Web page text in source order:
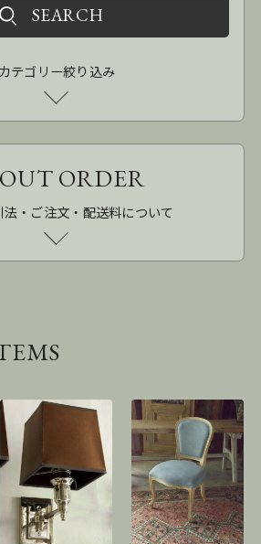
カテゴリー絞り込み
ORDER
・ご注文・配送料について